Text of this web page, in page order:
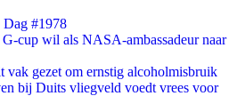
Dag #1978
cup wil als NASA-ambassadeur naar
vak gezet om ernstig alcoholmisbruik
bij Duits vliegveld voedt vrees voor